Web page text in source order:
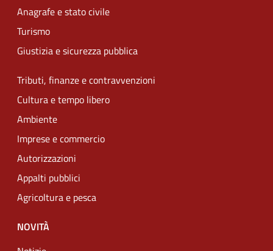
Anagrafe e stato civile
Turismo
Giustizia e sicurezza pubblica
Tributi, finanze e contravvenzioni
Cultura e tempo libero
Ambiente
Imprese e commercio
Autorizzazioni
Appalti pubblici
Agricoltura e pesca
NOVITÀ